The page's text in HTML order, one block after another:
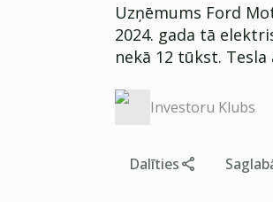
Uzņēmums Ford
2024. gada tā
nekā 12 tūkst.
Investoru Klubs
Dalīties